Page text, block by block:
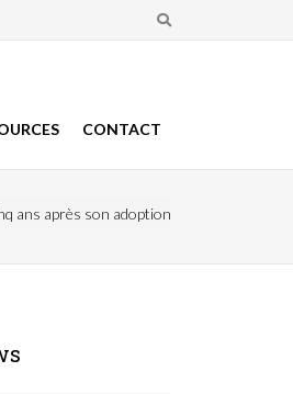
CONTACT
ans après son adoption